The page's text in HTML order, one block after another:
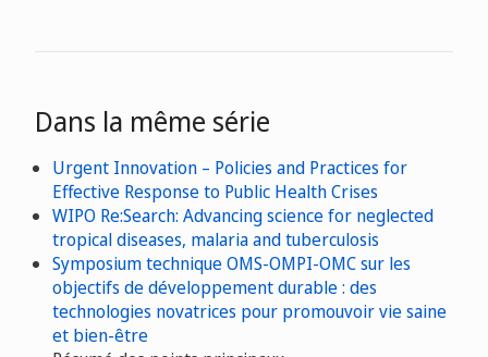
Dans la même série
Urgent Innovation – Policies and Practices for
Effective Response to Public Health Crises
WIPO Re:Search: Advancing science for neglected
tropical diseases, malaria and tuberculosis
Symposium technique OMS-OMPI-OMC sur les
objectifs de développement durable : des
technologies novatrices pour promouvoir vie saine
et bien-être